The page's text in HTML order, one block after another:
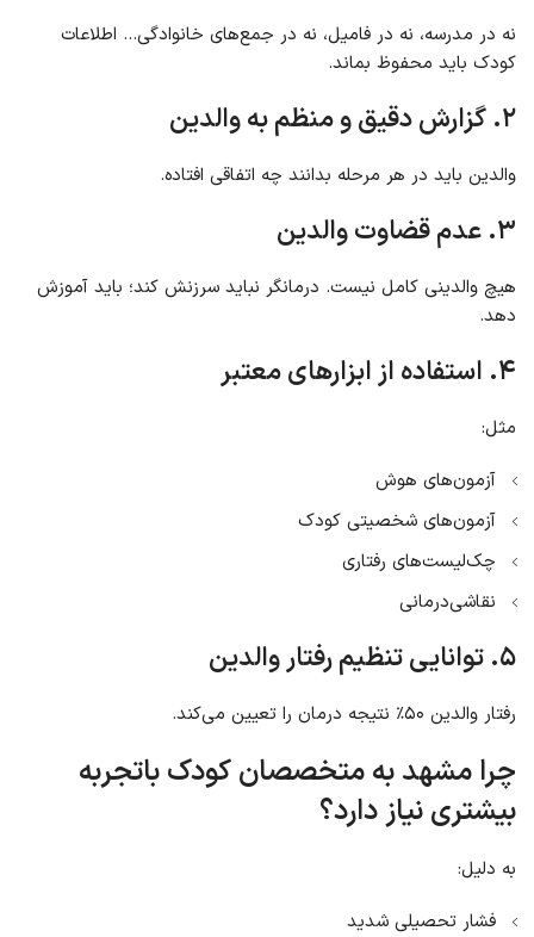
نه در مدرسه، نه در فامیل، نه در جمع‌های خانوادگی… اطلاعات
کودک باید محفوظ بماند.
۲. گزارش دقیق و منظم به والدین
والدین باید در هر مرحله بدانند چه اتفاقی افتاده.
۳. عدم قضاوت والدین
هیچ والدینی کامل نیست. درمانگر نباید سرزنش کند؛ باید آموزش
دهد.
۴. استفاده از ابزارهای معتبر
مثل:
آزمون‌های هوش
آزمون‌های شخصیتی کودک
چک‌لیست‌های رفتاری
نقاشی‌درمانی
۵. توانایی تنظیم رفتار والدین
رفتار والدین ۵۰٪ نتیجه درمان را تعیین می‌کند.
چرا مشهد به متخصصان کودک باتجربه
بیشتری نیاز دارد؟
به دلیل:
فشار تحصیلی شدید